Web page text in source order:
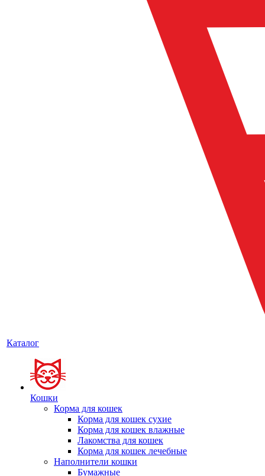
Каталог
Кошки
Корма для кошек
Корма для кошек сухие
Корма для кошек влажные
Лакомства для кошек
Корма для кошек лечебные
Наполнители кошки
Бумажные